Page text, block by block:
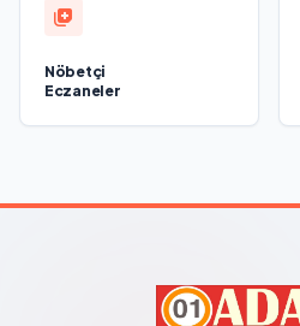
Nöbetçi
Eczaneler